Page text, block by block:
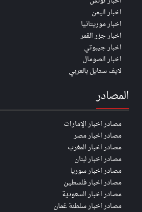
اخبار اليمن
اخبار موريتانيا
اخبار جزر القمر
اخبار جيبوتي
اخبار الصومال
لايف ستايل بالعربي
المصادر
مصادر اخبار الإمارات
مصادر اخبار مصر
مصادر اخبار المغرب
مصادر اخبار لبنان
مصادر اخبار سوريا
مصادر اخبار فلسطين
مصادر اخبار السعودية
مصادر اخبار سلطنة عُمان